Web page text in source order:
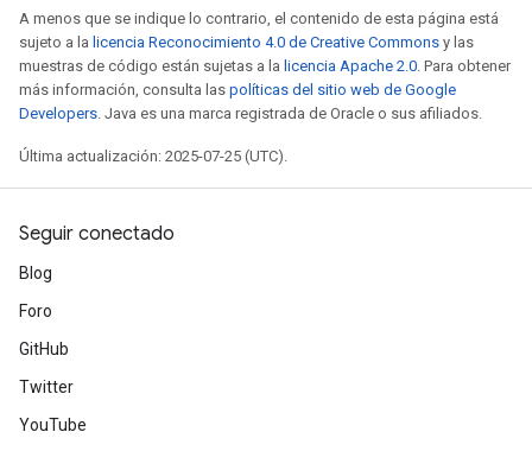
A menos que se indique lo contrario, el contenido de esta página está
sujeto a la licencia Reconocimiento 4.0 de Creative Commons y las
muestras de código están sujetas a la licencia Apache 2.0. Para obtener
más información, consulta las políticas del sitio web de Google
Developers. Java es una marca registrada de Oracle o sus afiliados.
Última actualización: 2025-07-25 (UTC).
Seguir conectado
Blog
Foro
GitHub
Twitter
YouTube